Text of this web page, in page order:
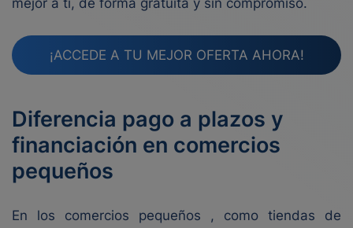
mejor a ti, de forma gratuita y sin compromiso.
¡ACCEDE A TU MEJOR OFERTA AHORA!
Diferencia pago a plazos y
financiación en comercios
pequeños
En los comercios pequeños , como tiendas de